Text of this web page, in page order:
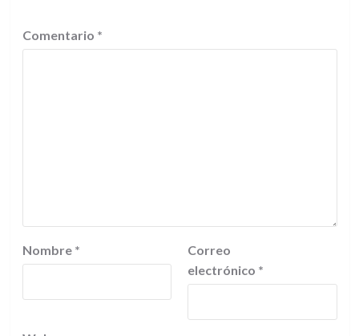
Comentario *
Nombre *
Correo
electrónico *